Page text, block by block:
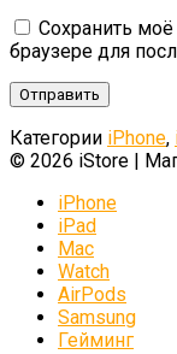
Сохранить
браузере для
Категории iPhone,
© 2026 iStore |
iPhone
iPad
Mac
Watch
AirPods
Samsung
Гейминг